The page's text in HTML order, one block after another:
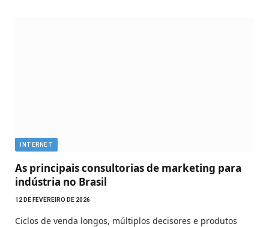
INTERNET
As principais consultorias de marketing para
indústria no Brasil
12 DE FEVEREIRO DE 2026
Ciclos de venda longos, múltiplos decisores e produtos